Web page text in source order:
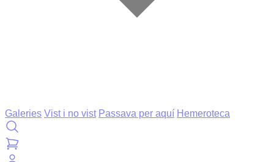
Galeries Vist i no vist Passava per aquí Hemeroteca